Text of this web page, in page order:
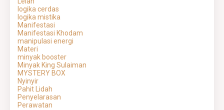
logika cerdas
logika mistika
Manifestasi
Manifestasi Khodam
manipulasi energi
Materi
minyak booster
Minyak King Sulaiman
MYSTERY BOX
Nyinyir
Pahit Lidah
Penyelarasan
Perawatan